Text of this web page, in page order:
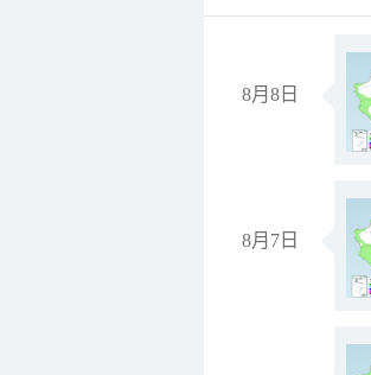
8月8日
8月7日